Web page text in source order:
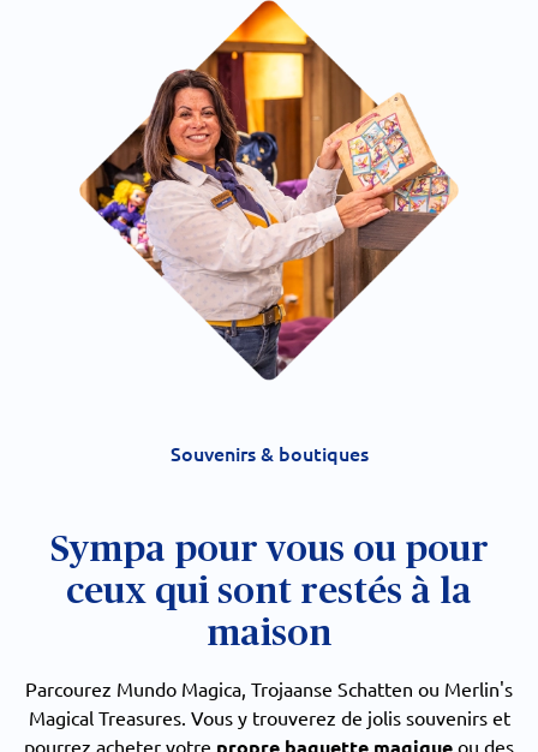
Souvenirs & boutiques
Sympa pour vous ou pour
ceux qui sont restés à la
maison
Parcourez Mundo Magica, Trojaanse Schatten ou Merlin's
Magical Treasures. Vous y trouverez de jolis souvenirs et
pourrez acheter votre propre baguette magique ou des